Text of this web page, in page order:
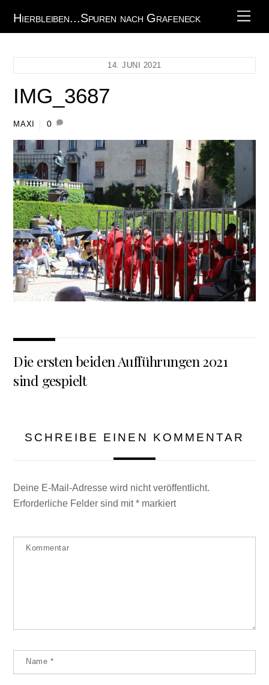
Hierbleiben...Spuren nach Grafeneck
14. JUNI 2021
IMG_3687
MAXI 0
Die ersten beiden Aufführungen 2021
sind gespielt
SCHREIBE EINEN KOMMENTAR
Deine E-Mail-Adresse wird nicht veröffentlicht.
Erforderliche Felder sind mit* markiert
Kommentar
Name *